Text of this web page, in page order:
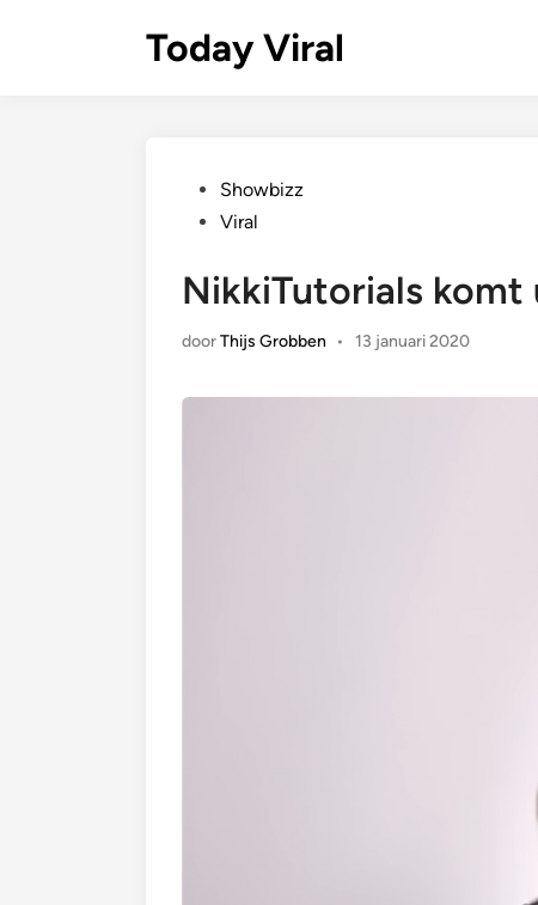
Today Viral
Geplaatst
Showbizz
Viral
NikkiTutorials komt
doorThijs Grobben • 13 januari 2020